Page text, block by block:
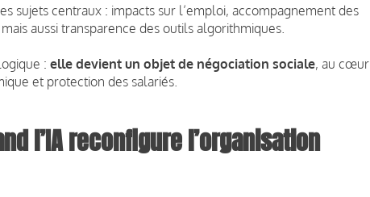
sujets centraux : impacts sur l’emploi, accompagnement des
aussi transparence des outils algorithmiques.
: elle devient un objet de négociation sociale, au cœur
et protection des salariés.
l’IA reconfigure l’organisation